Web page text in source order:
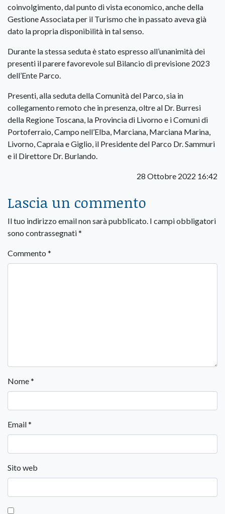
coinvolgimento, dal punto di vista economico, anche della
Gestione Associata per il Turismo che in passato aveva già
dato la propria disponibilità in tal senso.
Durante la stessa seduta è stato espresso all’unanimità dei
presenti il parere favorevole sul Bilancio di previsione 2023
dell’Ente Parco.
Presenti, alla seduta della Comunità del Parco, sia in
collegamento remoto che in presenza, oltre al Dr. Burresi
della Regione Toscana, la Provincia di Livorno e i Comuni di
Portoferraio, Campo nell’Elba, Marciana, Marciana Marina,
Livorno, Capraia e Giglio, il Presidente del Parco Dr. Sammuri
e il Direttore Dr. Burlando.
28 Ottobre 2022 16:42
Lascia un commento
Il tuo indirizzo email non sarà pubblicato. I campi obbligatori
sono contrassegnati*
Commento *
Nome*
Email*
Sito web